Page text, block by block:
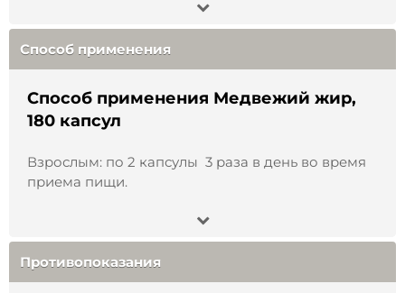
как части полноценного рациона.
Способ применения
Противопоказания:индивидуальная
непереносимость к компонентам препарата,
Условия хранения
температуре от 0 до +5°С.
Состав: пищевой медвежий жир топленый, 180
штук по 230 мг
Способ применения
Способ применения Медвежий жир,
180 капсул
Взрослым: по 2 капсулы 3 раза в день во время
приема пищи.
Детям: по 1 капсуле 3 раза в день во время
Противопоказания